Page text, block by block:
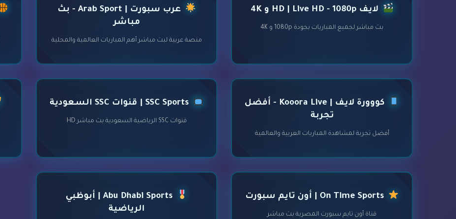
لايف HD | Live HD - 1080p و 4K
بث مباشر لجميع المباريات بجودة 1080p و 4K
عرب سبورت | Arab Sport - بث
مباشر
منصة عربية لبث مباشر أهم المباريات العالمية والمحلية
كووورة لايف | Kooora Live - أفضل
تجربة
أفضل تجربة لمشاهدة المباريات العربية والعالمية
SSC Sports | قنوات SSC السعودية
قنوات SSC الرياضية السعودية بث مباشر HD
On Time Sports | أون تايم سبورت
قناة أون تايم سبورت المصرية بث مباشر
Abu Dhabi Sports | أبوظبي
الرياضية